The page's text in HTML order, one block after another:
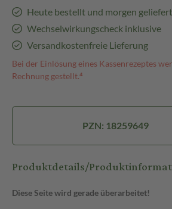
Heute bestellt und morgen
Wechselwirkungscheck inklusive
Versandkostenfreie Lieferung
Bei der Einlösung eines Kassenrezeptes
Rechnung gestellt.⁴
PZN: 18259649
Produktdetails/
Diese Seite wird gerade überarbeitet!